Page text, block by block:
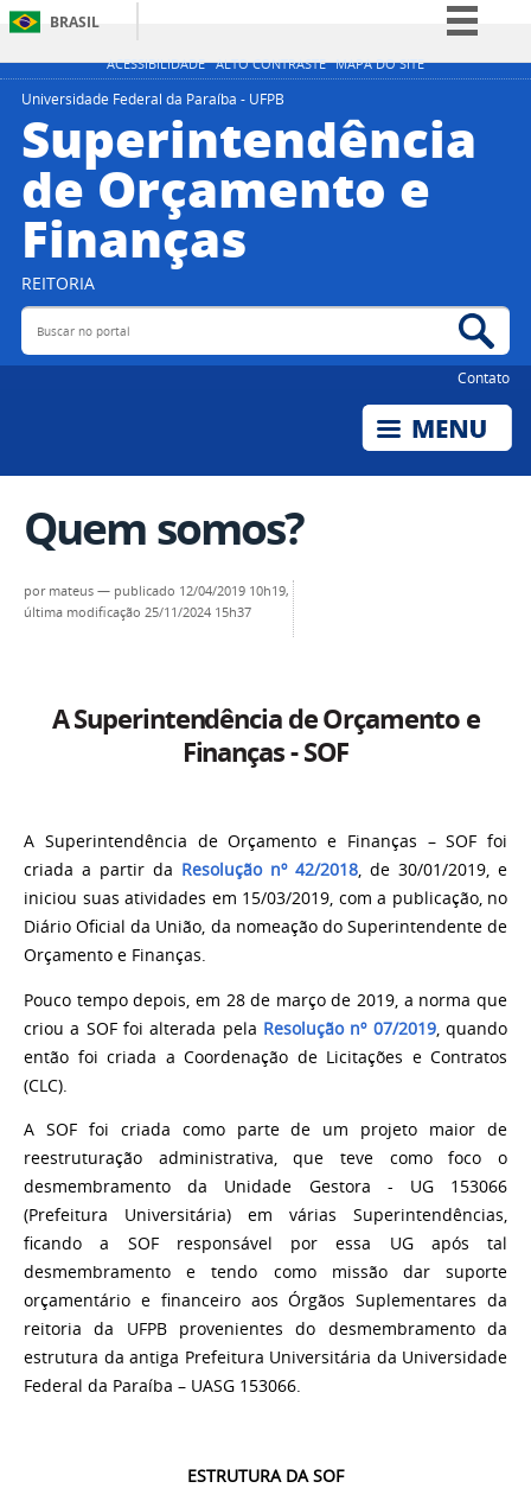
ACESSIBILIDADE ALTO CONTRASTE MAPA DO SITE
BRASIL
Simplifique!
Participe
Acesso à informação
Legislação
Universidade Federal da Paraíba - UFPB
Superintendência
de Orçamento e
Finanças
REITORIA
Buscar no portal
Contato
Quem somos?
por mateus — publicado 12/04/2019 10h19,
última modificação 25/11/2024 15h37
A Superintendência de Orçamento e
Finanças - SOF
A Superintendência de Orçamento e Finanças – SOF foi
criada a partir da Resolução nº 42/2018, de 30/01/2019, e
iniciou suas atividades em 15/03/2019, com a publicação, no
Diário Oficial da União, da nomeação do Superintendente de
Orçamento e Finanças.
Pouco tempo depois, em 28 de março de 2019, a norma que
criou a SOF foi alterada pela Resolução nº 07/2019, quando
então foi criada a Coordenação de Licitações e Contratos
(CLC).
A SOF foi criada como parte de um projeto maior de
reestruturação administrativa, que teve como foco o
desmembramento da Unidade Gestora - UG 153066
(Prefeitura Universitária) em várias Superintendências,
ficando a SOF responsável por essa UG após tal
desmembramento e tendo como missão dar suporte
orçamentário e financeiro aos Órgãos Suplementares da
reitoria da UFPB provenientes do desmembramento da
estrutura da antiga Prefeitura Universitária da Universidade
Federal da Paraíba – UASG 153066.
ESTRUTURA DA SOF